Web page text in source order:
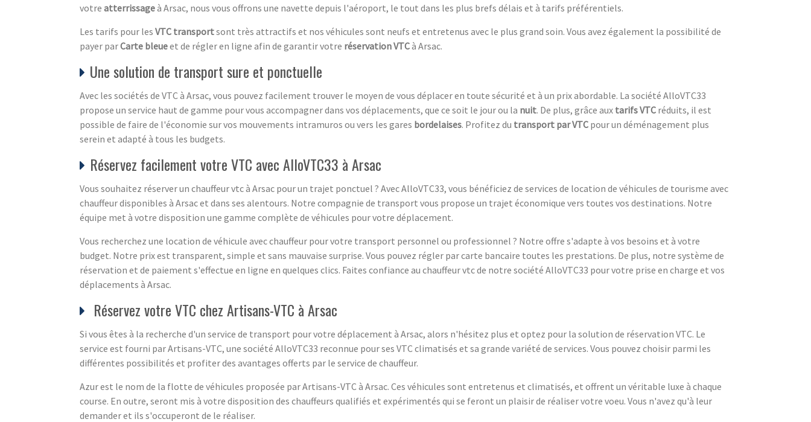
votre atterrissageà Arsac, nous vous offrons une navette depuis l'aéroport, le tout dans les plus brefs délais et à tarifs préférentiels.
Les tarifs pour les VTC transportsont très attractifs et nos véhicules sont neufs et entretenus avec le plus grand soin. Vous avez également la possibilité de
payer parCarte bleueet de régler en ligne afin de garantir votre réservation VTCà Arsac.
Une solution de transport sure et ponctuelle
Avec les sociétés de VTC à Arsac, vous pouvez facilement trouver le moyen de vous déplacer en toute sécurité et à un prix abordable. La société AlloVTC33
propose un service haut de gamme pour vous accompagner dans vos déplacements, que ce soit le jour ou la nuit. De plus, grâce aux tarifs VTC réduits, il est
possible de faire de l'économie sur vos mouvements intramuros ou vers les gares bordelaises. Profitez du transport par VTC pour un déménagement plus
serein et adapté à tous les budgets.
Réservez facilement votre VTC avec AlloVTC33 à Arsac
Vous souhaitez réserver un chauffeur vtc à Arsac pour un trajet ponctuel ? Avec AlloVTC33, vous bénéficiez de services de location de véhicules de tourisme avec
chauffeur disponibles à Arsac et dans ses alentours. Notre compagnie de transport vous propose un trajet économique vers toutes vos destinations. Notre
équipe met à votre disposition une gamme complète de véhicules pour votre déplacement.
Vous recherchez une location de véhicule avec chauffeur pour votre transport personnel ou professionnel ? Notre offre s'adapte à vos besoins et à votre
budget. Notre prix est transparent, simple et sans mauvaise surprise. Vous pouvez régler par carte bancaire toutes les prestations. De plus, notre système de
réservation et de paiement s'effectue en ligne en quelques clics. Faites confiance au chauffeur vtc de notre société AlloVTC33 pour votre prise en charge et vos
déplacements à Arsac.
Réservez votre VTC chez Artisans-VTC à Arsac
Si vous êtes à la recherche d'un service de transport pour votre déplacement à Arsac, alors n'hésitez plus et optez pour la solution de réservation VTC. Le
service est fourni par Artisans-VTC, une société AlloVTC33 reconnue pour ses VTC climatisés et sa grande variété de services. Vous pouvez choisir parmi les
différentes possibilités et profiter des avantages offerts par le service de chauffeur.
Azur est le nom de la flotte de véhicules proposée par Artisans-VTC à Arsac. Ces véhicules sont entretenus et climatisés, et offrent un véritable luxe à chaque
course. En outre, seront mis à votre disposition des chauffeurs qualifiés et expérimentés qui se feront un plaisir de réaliser votre voeu. Vous n'avez qu'à leur
demander et ils s'occuperont de le réaliser.